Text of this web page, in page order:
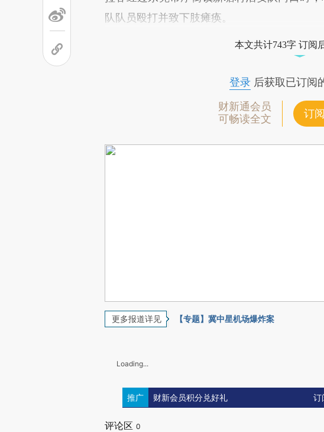
队队员殴打并致下肢瘫痪。
本文共计743字 订阅
登录后获取已订阅
财新通会员
可畅读全文
订
更多报道详见 【专题】冀中星机场爆炸案
Loading...
推广 财新会员积分兑好礼 订
评论区 0